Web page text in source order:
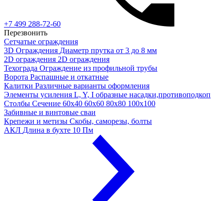
+7 499 288-72-60
Перезвонить
Сетчатые ограждения
3D Ограждения Диаметр прутка от 3 до 8 мм
2D ограждения 2D ограждения
Техограда Ограждение из профильной трубы
Ворота Распашные и откатные
Калитки Различные варианты оформления
Элементы усиления L, Y, I образные насадки,противоподкоп
Столбы Сечение 60х40 60х60 80х80 100х100
Забивные и винтовые сваи
Крепежи и метизы Скобы, саморезы, болты
АКЛ Длина в бухте 10 Пм